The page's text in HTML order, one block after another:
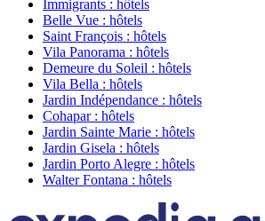
Immigrants : hôtels
Belle Vue : hôtels
Saint François : hôtels
Vila Panorama : hôtels
Demeure du Soleil : hôtels
Vila Bella : hôtels
Jardin Indépendance : hôtels
Cohapar : hôtels
Jardin Sainte Marie : hôtels
Jardin Gisela : hôtels
Jardin Porto Alegre : hôtels
Walter Fontana : hôtels